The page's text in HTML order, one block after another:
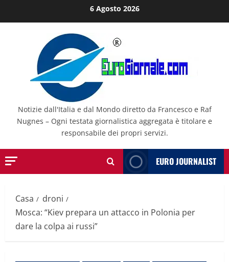
al
6 Agosto 2026
Notizie dall'Italia e dal Mondo diretto da Francesco e Raf
Nugnes – Ogni testata giornalistica aggregata è titolare e
responsabile dei propri servizi.
EURO JOURNALIST
Casa
droni
Mosca: “Kiev prepara un attacco in Polonia per
dare la colpa ai russi”